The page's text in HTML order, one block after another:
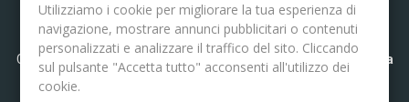
Copyright © Ferramenta Caracciolo. Web Powered by
Dylog Italia
Utilizziamo i cookie per migliorare la tua esperienza di
navigazione, mostrare annunci pubblicitari o contenuti
personalizzati e analizzare il traffico del sito. Cliccando
sul pulsante "Accetta tutto" acconsenti all'utilizzo dei
cookie.